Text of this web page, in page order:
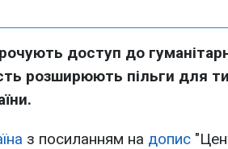
доступ до
розширюють пільги для
з посиланням на допис